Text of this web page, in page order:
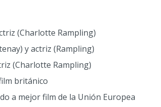
(Charlotte Rampling)
y actriz (Rampling)
(Charlotte Rampling)
británico
a mejor film de la Unión Europea